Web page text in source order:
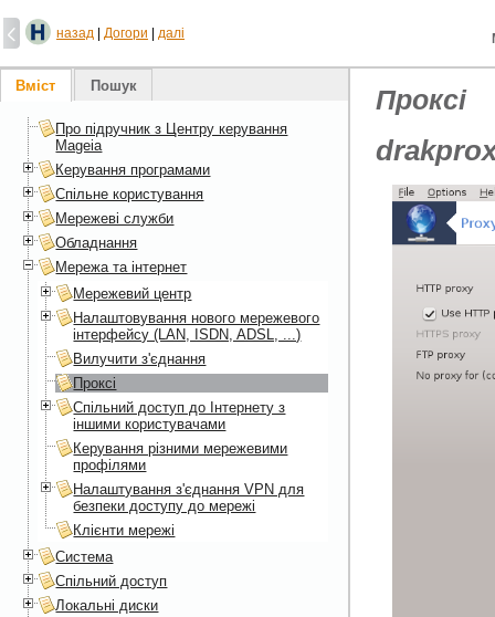
назад Догори далі
Проксі
Вміст Пошук
Про підручник з Центру керування
Mageia
Керування програмами
Спільне користування
Мережеві служби
Обладнання
Мережа та інтернет
Мережевий центр
Налаштовування нового мережевого
інтерфейсу (LAN, ISDN, ADSL, ...)
Вилучити з'єднання
Проксі
Спільний доступ до Інтернету з
іншими користувачами
Керування різними мережевими
профілями
Налаштування з'єднання VPN для
безпеки доступу до мережі
Клієнти мережі
Система
Спільний доступ
Локальні диски